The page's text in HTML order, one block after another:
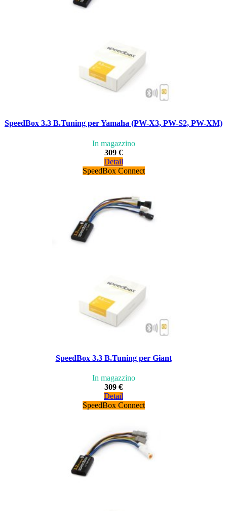
SpeedBox 3.3 B.Tuning per Yamaha (PW-X3, PW-S2, PW-XM)
In magazzino
309 €
Detail
SpeedBox Connect
SpeedBox 3.3 B.Tuning per Giant
In magazzino
309 €
Detail
SpeedBox Connect